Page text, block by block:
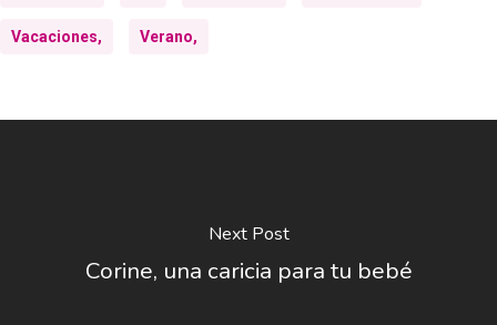
Vacaciones, Verano,
Next Post
Corine, una caricia para tu bebé